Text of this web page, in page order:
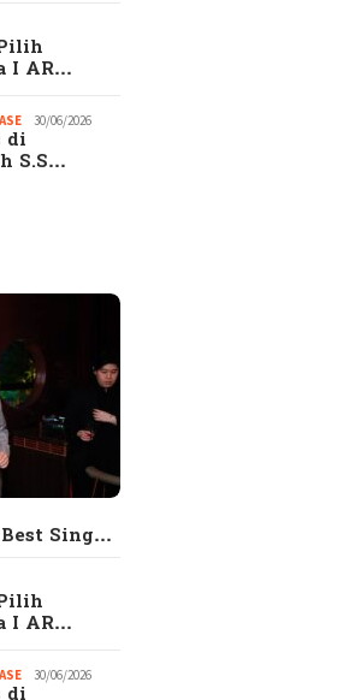
EKSEKUTIF.com
merupakan Majalah
EKSEKUTIF di era
Digital
I AR…
30/06/2026
di
S.S…
Best Sing…
I AR…
30/06/2026